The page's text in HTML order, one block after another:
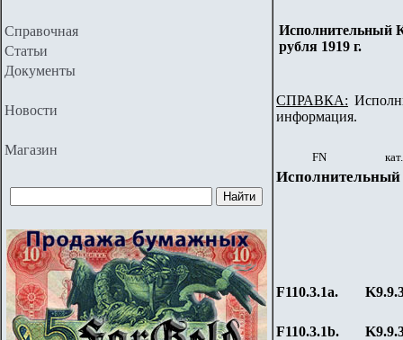
Справочная
Статьи
Документы
Новости
Магазин
Исполнительный
рубля 1919 г.
СПРАВКА:
информация.
FN
Исполнительный
F110.3.1a.
F110.3.1b.